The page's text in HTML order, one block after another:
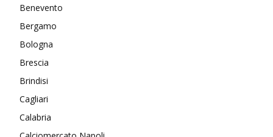
Benevento
Bergamo
Bologna
Brescia
Brindisi
Cagliari
Calabria